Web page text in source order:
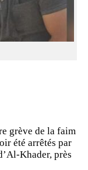
grève de la faim
été arrêtés par
Khader, près